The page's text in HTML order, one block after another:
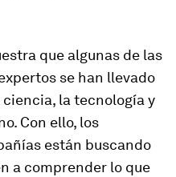
que algunas de las
se han llevado
ciencia, la tecnología y
Con ello, los
están buscando
a comprender lo que